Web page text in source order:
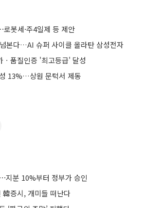
봇세·주4일제 등 제안
본다…AI 슈퍼 사이클 올라탄 삼성전자
품질인증 '최고등급' 달성
13%…상원 문턱서 제동
지분 10%부터 정부가 승인
증시, 개미들 떠난다